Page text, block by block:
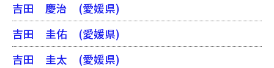
吉田 慶治 (愛媛県)
吉田 圭佑(愛媛県)
吉田 圭太 (愛媛県)